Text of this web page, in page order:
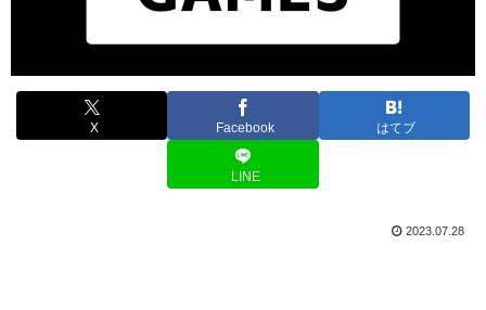
X Facebook はてブ
LINE
2023.07.28